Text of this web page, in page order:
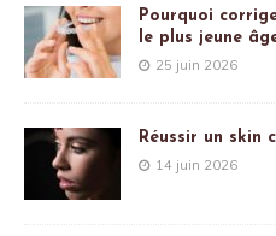
Pourquoi
le plus jeune
25 juin 2026
Réussir un skin
14 juin 2026